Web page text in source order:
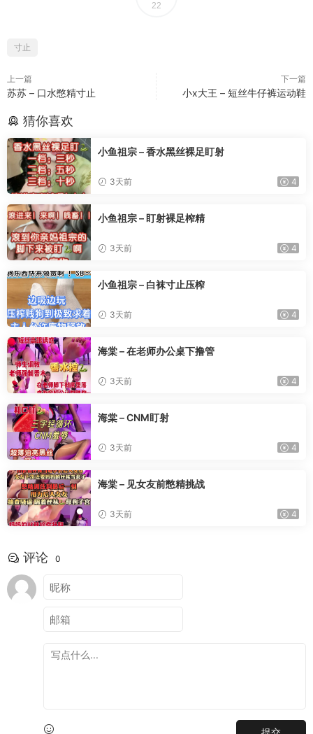
22
寸止
上一篇
苏苏 – 口水憋精寸止
下一篇
小x大王 – 短丝牛仔裤运动鞋
猜你喜欢
小鱼祖宗 – 香水黑丝裸足盯射
3天前 4
小鱼祖宗 – 盯射裸足榨精
3天前 4
小鱼祖宗 – 白袜寸止压榨
3天前 4
海棠 – 在老师办公桌下撸管
3天前 4
海棠 – CNM盯射
3天前 4
海棠 – 见女友前憋精挑战
3天前 4
评论 0